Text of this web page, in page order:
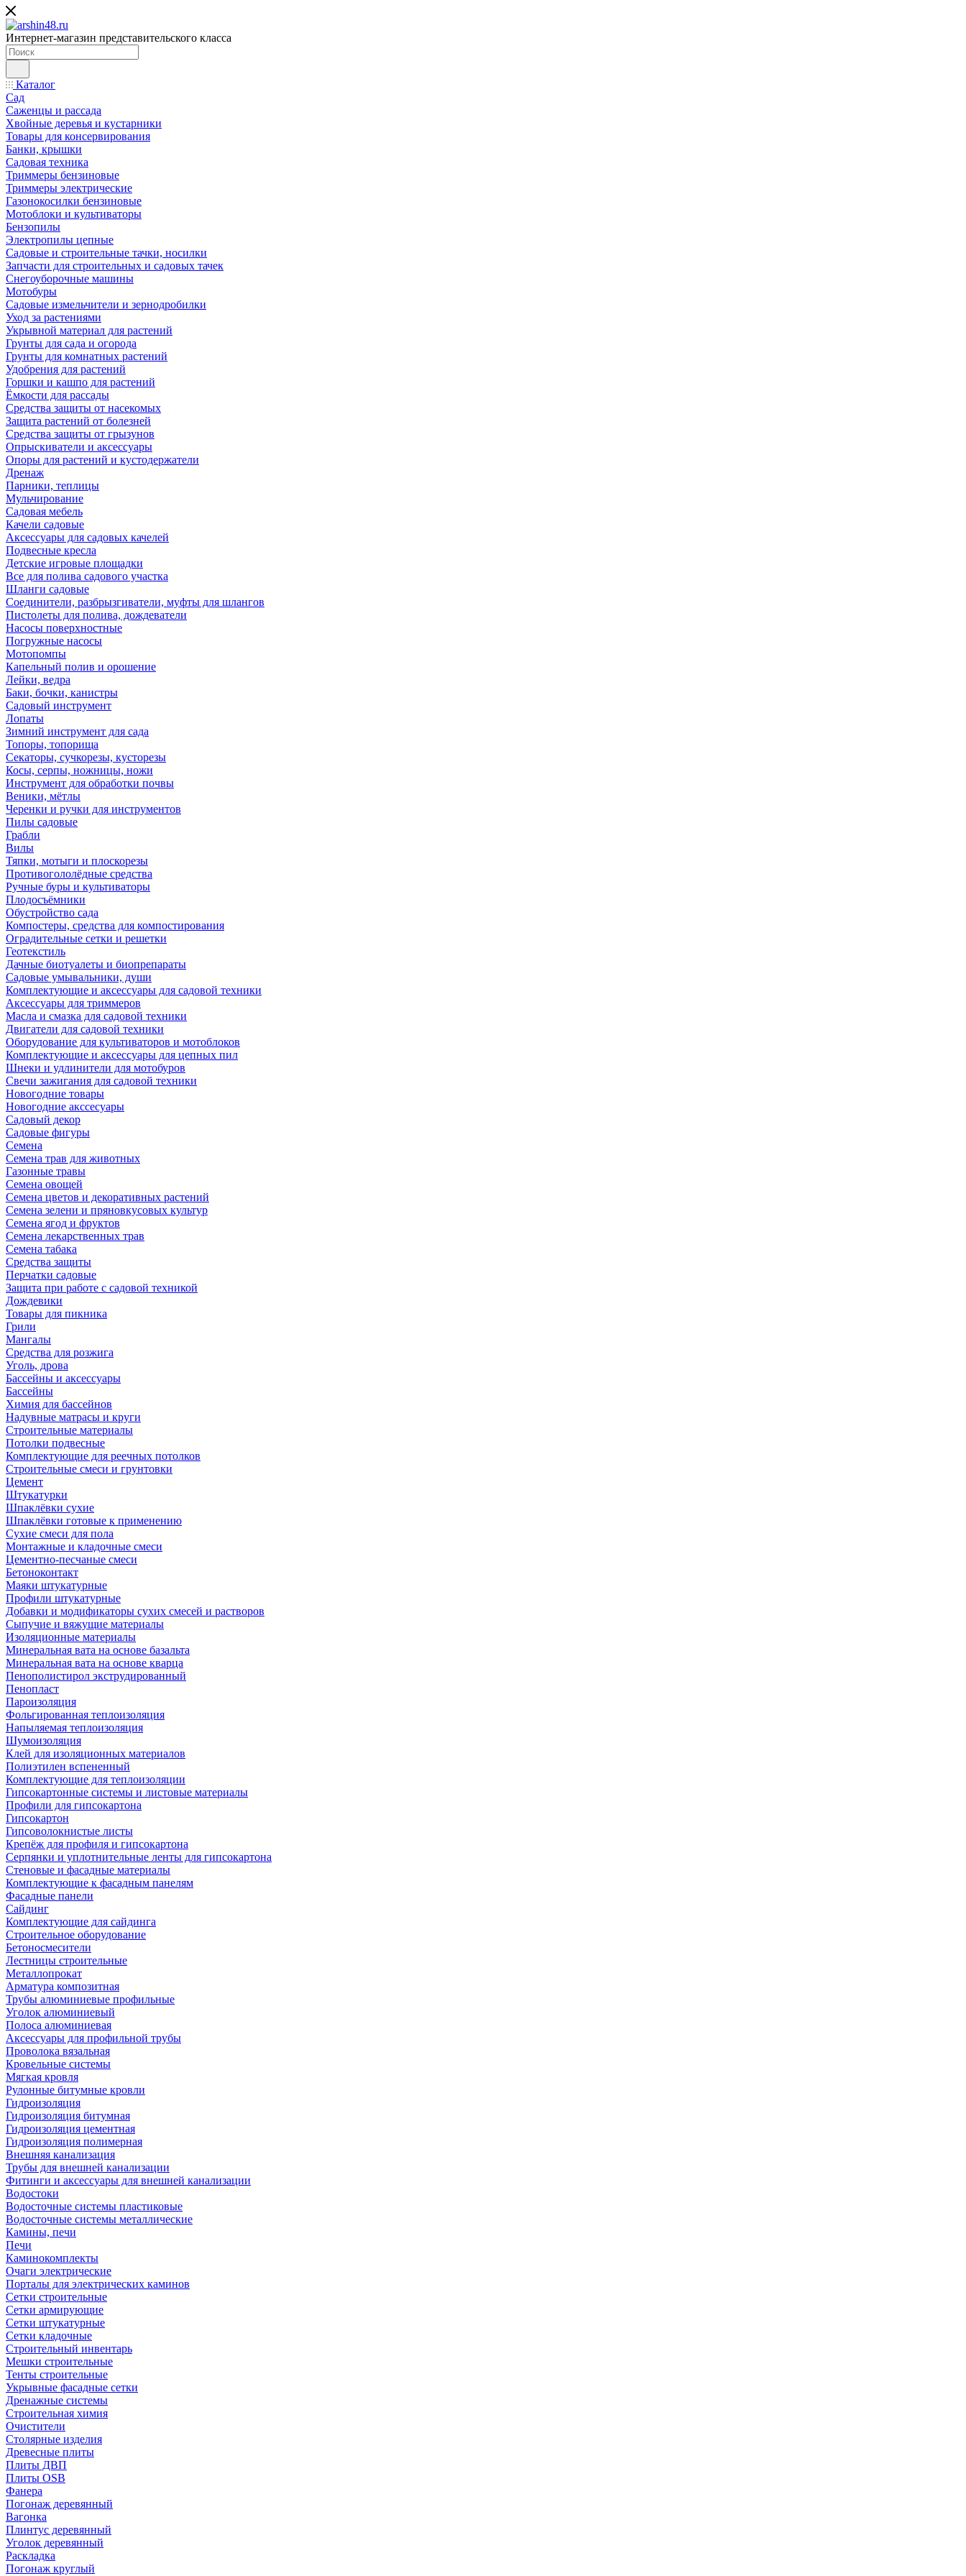
Интернет-магазин представительского класса
Каталог
Сад
Саженцы и рассада
Хвойные деревья и кустарники
Товары для консервирования
Банки, крышки
Садовая техника
Триммеры бензиновые
Триммеры электрические
Газонокосилки бензиновые
Мотоблоки и культиваторы
Бензопилы
Электропилы цепные
Садовые и строительные тачки, носилки
Запчасти для строительных и садовых тачек
Снегоуборочные машины
Мотобуры
Садовые измельчители и зернодробилки
Уход за растениями
Укрывной материал для растений
Грунты для сада и огорода
Грунты для комнатных растений
Удобрения для растений
Горшки и кашпо для растений
Ёмкости для рассады
Средства защиты от насекомых
Защита растений от болезней
Средства защиты от грызунов
Опрыскиватели и аксессуары
Опоры для растений и кустодержатели
Дренаж
Парники, теплицы
Мульчирование
Садовая мебель
Качели садовые
Аксессуары для садовых качелей
Подвесные кресла
Детские игровые площадки
Все для полива садового участка
Шланги садовые
Соединители, разбрызгиватели, муфты для шлангов
Пистолеты для полива, дождеватели
Насосы поверхностные
Погружные насосы
Мотопомпы
Капельный полив и орошение
Лейки, ведра
Баки, бочки, канистры
Садовый инструмент
Лопаты
Зимний инструмент для сада
Топоры, топорища
Секаторы, сучкорезы, кусторезы
Косы, серпы, ножницы, ножи
Инструмент для обработки почвы
Веники, мётлы
Черенки и ручки для инструментов
Пилы садовые
Грабли
Вилы
Тяпки, мотыги и плоскорезы
Противогололёдные средства
Ручные буры и культиваторы
Плодосъёмники
Обустройство сада
Компостеры, средства для компостирования
Оградительные сетки и решетки
Геотекстиль
Дачные биотуалеты и биопрепараты
Садовые умывальники, души
Комплектующие и аксессуары для садовой техники
Аксессуары для триммеров
Масла и смазка для садовой техники
Двигатели для садовой техники
Оборудование для культиваторов и мотоблоков
Комплектующие и аксессуары для цепных пил
Шнеки и удлинители для мотобуров
Свечи зажигания для садовой техники
Новогодние товары
Новогодние акссесуары
Садовый декор
Садовые фигуры
Семена
Семена трав для животных
Газонные травы
Семена овощей
Семена цветов и декоративных растений
Семена зелени и пряновкусовых культур
Семена ягод и фруктов
Семена лекарственных трав
Семена табака
Средства защиты
Перчатки садовые
Защита при работе с садовой техникой
Дождевики
Товары для пикника
Грили
Мангалы
Средства для розжига
Уголь, дрова
Бассейны и аксессуары
Бассейны
Химия для бассейнов
Надувные матрасы и круги
Строительные материалы
Потолки подвесные
Комплектующие для реечных потолков
Строительные смеси и грунтовки
Цемент
Штукатурки
Шпаклёвки сухие
Шпаклёвки готовые к применению
Сухие смеси для пола
Монтажные и кладочные смеси
Цементно-песчаные смеси
Бетоноконтакт
Маяки штукатурные
Профили штукатурные
Добавки и модификаторы сухих смесей и растворов
Сыпучие и вяжущие материалы
Изоляционные материалы
Минеральная вата на основе базальта
Минеральная вата на основе кварца
Пенополистирол экструдированный
Пенопласт
Пароизоляция
Фольгированная теплоизоляция
Напыляемая теплоизоляция
Шумоизоляция
Клей для изоляционных материалов
Полиэтилен вспененный
Комплектующие для теплоизоляции
Гипсокартонные системы и листовые материалы
Профили для гипсокартона
Гипсокартон
Гипсоволокнистые листы
Крепёж для профиля и гипсокартона
Серпянки и уплотнительные ленты для гипсокартона
Стеновые и фасадные материалы
Комплектующие к фасадным панелям
Фасадные панели
Сайдинг
Комплектующие для сайдинга
Строительное оборудование
Бетоносмесители
Лестницы строительные
Металлопрокат
Арматура композитная
Трубы алюминиевые профильные
Уголок алюминиевый
Полоса алюминиевая
Аксессуары для профильной трубы
Проволока вязальная
Кровельные системы
Мягкая кровля
Рулонные битумные кровли
Гидроизоляция
Гидроизоляция битумная
Гидроизоляция цементная
Гидроизоляция полимерная
Внешняя канализация
Трубы для внешней канализации
Фитинги и аксессуары для внешней канализации
Водостоки
Водосточные системы пластиковые
Водосточные системы металлические
Камины, печи
Печи
Каминокомплекты
Очаги электрические
Порталы для электрических каминов
Сетки строительные
Сетки армирующие
Сетки штукатурные
Сетки кладочные
Строительный инвентарь
Мешки строительные
Тенты строительные
Укрывные фасадные сетки
Дренажные системы
Строительная химия
Очистители
Столярные изделия
Древесные плиты
Плиты ДВП
Плиты OSB
Фанера
Погонаж деревянный
Вагонка
Плинтус деревянный
Уголок деревянный
Раскладка
Погонаж круглый